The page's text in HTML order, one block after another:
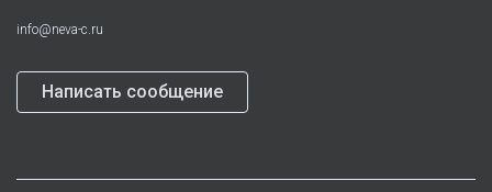
info@neva-c.ru
Написать сообщение